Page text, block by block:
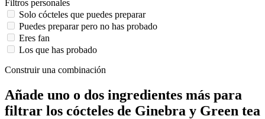
Filtros personales
Solo cócteles que puedes preparar
Puedes preparar pero no has probado
Eres fan
Los que has probado
Construir una combinación
Añade uno o dos ingredientes más para
filtrar los cócteles de Ginebra y Green tea